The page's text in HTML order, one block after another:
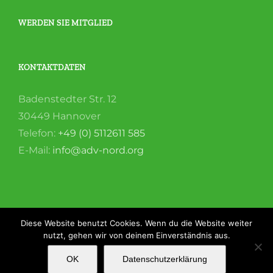
WERDEN SIE MITGLIED
KONTAKTDATEN
Badenstedter Str. 12
30449 Hannover
Telefon: +49 (0) 5112611 585
E-Mail: info@adv-nord.org
Copyright2021 |ADV-Nord e. V.| All Rights Reserved |
Impressum|Datenschutz
Diese Website benutzt Cookies. Wenn du die Website weiter
nutzt, gehen wir von deinem Einverständnis aus.
OK Datenschutzerklärung